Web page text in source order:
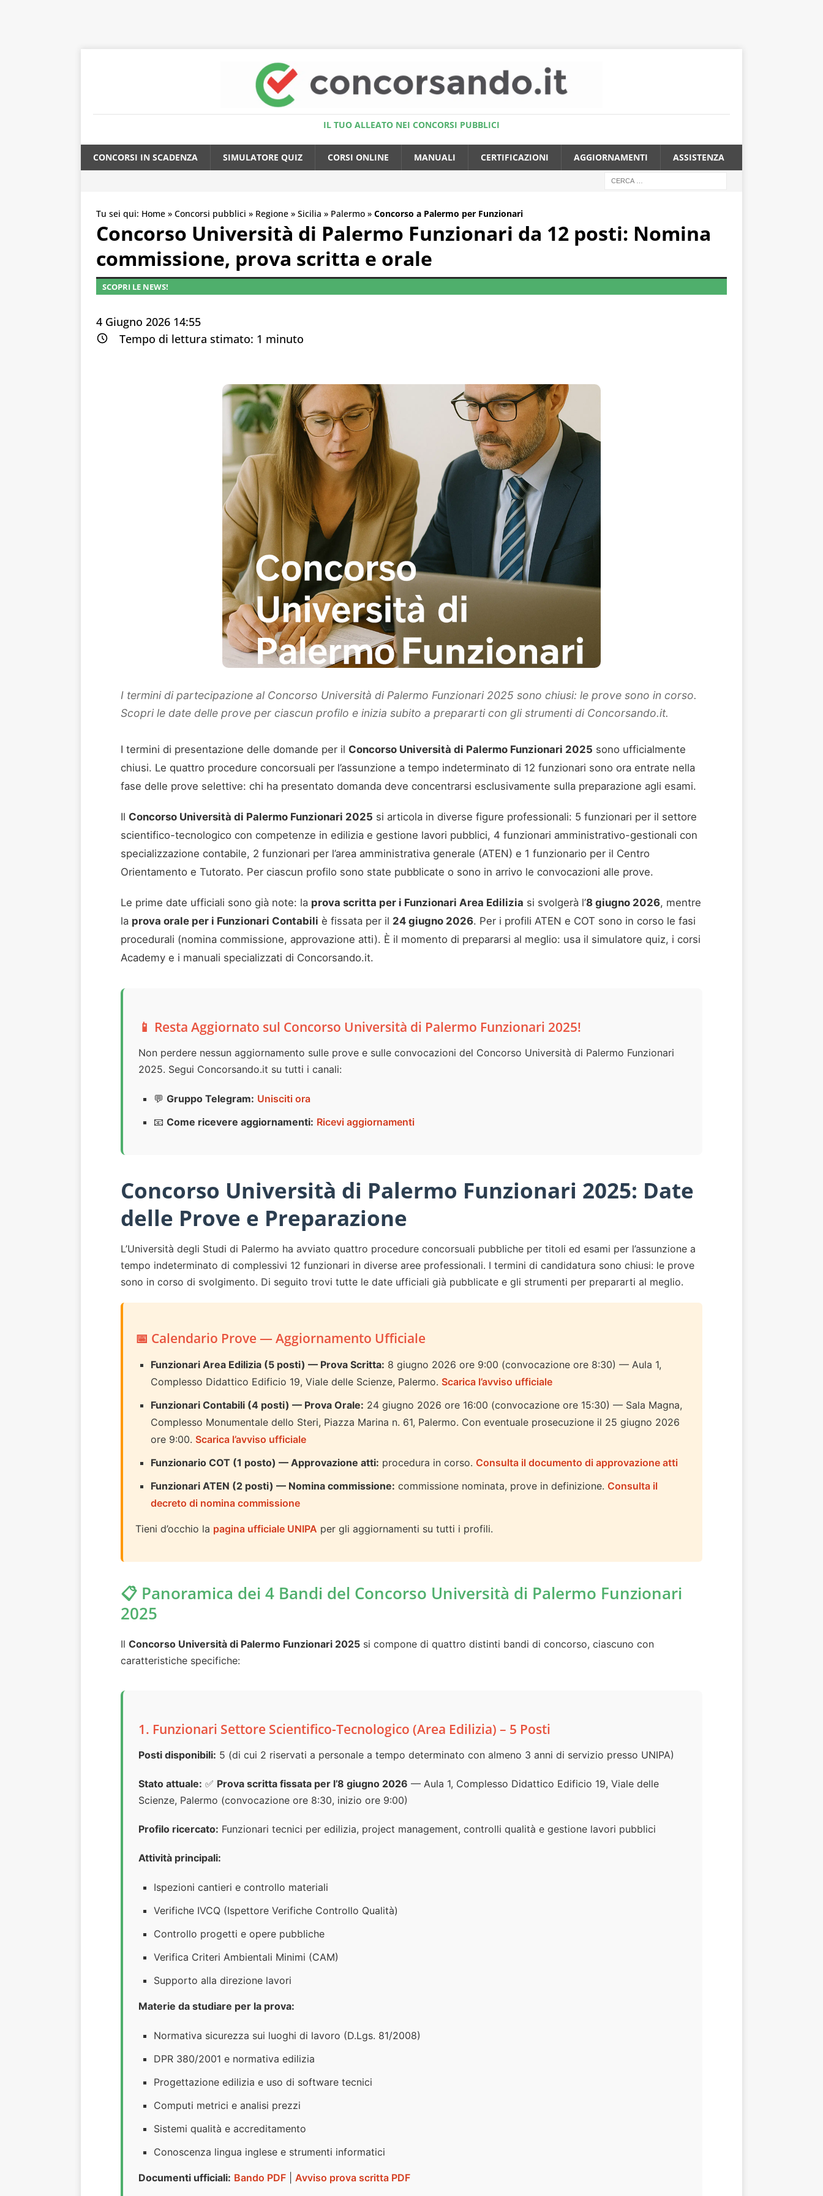
IL TUO ALLEATO NEI CONCORSI PUBBLICI
CONCORSI IN SCADENZA SIMULATORE QUIZ CORSI ONLINE MANUALI CERTIFICAZIONI AGGIORNAMENTI ASSISTENZA
Tu sei qui: Home » Concorsi pubblici » Regione » Sicilia » Palermo » Concorso a Palermo per Funzionari
Concorso Università di Palermo Funzionari da 12 posti: Nomina
commissione, prova scritta e orale
SCOPRI LE NEWS!
4 Giugno 2026 14:55
Tempo di lettura stimato: 1 minuto
I termini di partecipazione al Concorso Università di Palermo Funzionari 2025 sono chiusi: le prove sono in corso.
Scopri le date delle prove per ciascun profilo e inizia subito a prepararti con gli strumenti di Concorsando.it.
I termini di presentazione delle domande per il Concorso Università di Palermo Funzionari 2025 sono ufficialmente
chiusi. Le quattro procedure concorsuali per l’assunzione a tempo indeterminato di 12 funzionari sono ora entrate nella
fase delle prove selettive: chi ha presentato domanda deve concentrarsi esclusivamente sulla preparazione agli esami.
Il Concorso Università di Palermo Funzionari 2025 si articola in diverse figure professionali: 5 funzionari per il settore
scientifico-tecnologico con competenze in edilizia e gestione lavori pubblici, 4 funzionari amministrativo-gestionali con
specializzazione contabile, 2 funzionari per l’area amministrativa generale (ATEN) e 1 funzionario per il Centro
Orientamento e Tutorato. Per ciascun profilo sono state pubblicate o sono in arrivo le convocazioni alle prove.
Le prime date ufficiali sono già note: la prova scritta per i Funzionari Area Edilizia si svolgerà l’8 giugno 2026, mentre
la prova orale per i Funzionari Contabili è fissata per il 24 giugno 2026. Per i profili ATEN e COT sono in corso le fasi
procedurali (nomina commissione, approvazione atti). È il momento di prepararsi al meglio: usa il simulatore quiz, i corsi
Academy e i manuali specializzati di Concorsando.it.
📱 Resta Aggiornato sul Concorso Università di Palermo Funzionari 2025!
Non perdere nessun aggiornamento sulle prove e sulle convocazioni del Concorso Università di Palermo Funzionari
2025. Segui Concorsando.it su tutti i canali:
💬 Gruppo Telegram: Unisciti ora
📧 Come ricevere aggiornamenti: Ricevi aggiornamenti
Concorso Università di Palermo Funzionari 2025: Date
delle Prove e Preparazione
L’Università degli Studi di Palermo ha avviato quattro procedure concorsuali pubbliche per titoli ed esami per l’assunzione a
tempo indeterminato di complessivi 12 funzionari in diverse aree professionali. I termini di candidatura sono chiusi: le prove
sono in corso di svolgimento. Di seguito trovi tutte le date ufficiali già pubblicate e gli strumenti per prepararti al meglio.
📅 Calendario Prove — Aggiornamento Ufficiale
Funzionari Area Edilizia (5 posti) — Prova Scritta: 8 giugno 2026 ore 9:00 (convocazione ore 8:30) — Aula 1,
Complesso Didattico Edificio 19, Viale delle Scienze, Palermo. Scarica l’avviso ufficiale
Funzionari Contabili (4 posti) — Prova Orale: 24 giugno 2026 ore 16:00 (convocazione ore 15:30) — Sala Magna,
Complesso Monumentale dello Steri, Piazza Marina n. 61, Palermo. Con eventuale prosecuzione il 25 giugno 2026
ore 9:00. Scarica l’avviso ufficiale
Funzionario COT (1 posto) — Approvazione atti: procedura in corso. Consulta il documento di approvazione atti
Funzionari ATEN (2 posti) — Nomina commissione: commissione nominata, prove in definizione. Consulta il
decreto di nomina commissione
Tieni d’occhio la pagina ufficiale UNIPA per gli aggiornamenti su tutti i profili.
📋 Panoramica dei 4 Bandi del Concorso Università di Palermo Funzionari
2025
Il Concorso Università di Palermo Funzionari 2025 si compone di quattro distinti bandi di concorso, ciascuno con
caratteristiche specifiche:
1. Funzionari Settore Scientifico-Tecnologico (Area Edilizia) – 5 Posti
Posti disponibili: 5 (di cui 2 riservati a personale a tempo determinato con almeno 3 anni di servizio presso UNIPA)
Stato attuale: ✅ Prova scritta fissata per l’8 giugno 2026 — Aula 1, Complesso Didattico Edificio 19, Viale delle
Scienze, Palermo (convocazione ore 8:30, inizio ore 9:00)
Profilo ricercato: Funzionari tecnici per edilizia, project management, controlli qualità e gestione lavori pubblici
Attività principali:
Ispezioni cantieri e controllo materiali
Verifiche IVCQ (Ispettore Verifiche Controllo Qualità)
Controllo progetti e opere pubbliche
Verifica Criteri Ambientali Minimi (CAM)
Supporto alla direzione lavori
Materie da studiare per la prova:
Normativa sicurezza sui luoghi di lavoro (D.Lgs. 81/2008)
DPR 380/2001 e normativa edilizia
Progettazione edilizia e uso di software tecnici
Computi metrici e analisi prezzi
Sistemi qualità e accreditamento
Conoscenza lingua inglese e strumenti informatici
Documenti ufficiali: Bando PDF Avviso prova scritta PDF